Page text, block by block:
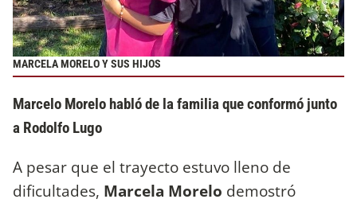
MARCELA MORELO Y SUS HIJOS
Marcelo Morelo habló de la familia que conformó junto
a Rodolfo Lugo
A pesar que el trayecto estuvo lleno de
dificultades, Marcela Morelo demostró